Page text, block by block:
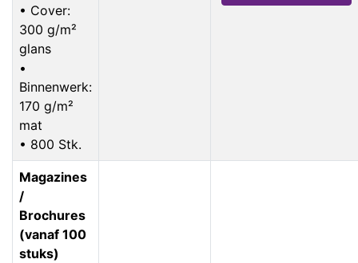
• Cover:
300 g/m²
glans
•
Binnenwerk:
170 g/m²
mat
• 800 Stk.
Magazines
/
Brochures
(vanaf 100
stuks)